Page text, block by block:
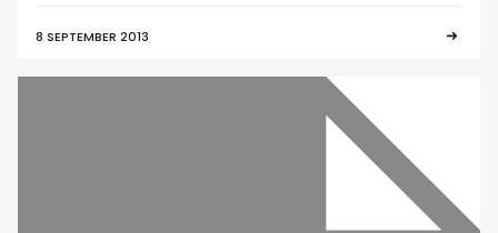
8 SEPTEMBER 2013